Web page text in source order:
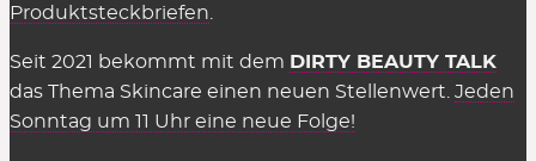
aufgeschlagen (Stichwort: Affiliate-Marketing).
Gelten Rabattcodes für alles in den
Beauty Shops?
Produktsteckbriefen
Seit 2021 bekommt mit dem DIRTY BEAUTY TALK
das Thema Skincare einen neuen Stellenwert. Jeden
Sonntag um 11 Uhr eine neue Folge!